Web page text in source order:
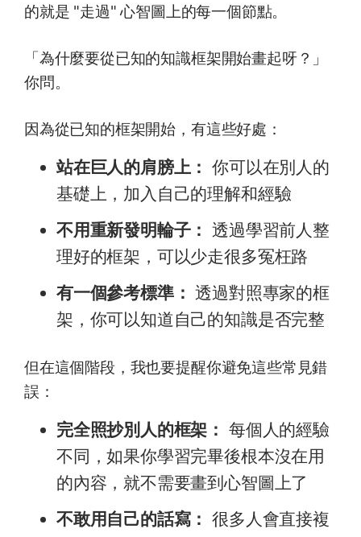
的就是 "走過" 心智圖上的每一個節點。
「為什麼要從已知的知識框架開始畫起呀？」
你問。
因為從已知的框架開始，有這些好處：
站在巨人的肩膀上： 你可以在別人的
基礎上，加入自己的理解和經驗
不用重新發明輪子： 透過學習前人整
理好的框架，可以少走很多冤枉路
有一個參考標準： 透過對照專家的框
架，你可以知道自己的知識是否完整
但在這個階段，我也要提醒你避免這些常見錯
誤：
完全照抄別人的框架： 每個人的經驗
不同，如果你學習完畢後根本沒在用
的內容，就不需要畫到心智圖上了
不敢用自己的話寫： 很多人會直接複